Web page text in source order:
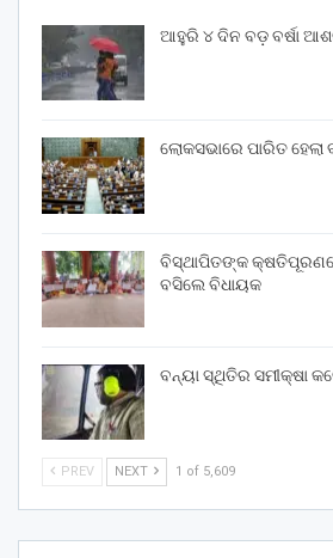
ଆହୁରି ୪ ଦିନ ବଡ଼ ବର୍ଷା
ଲୋକସଭାରେ ପାରିତ
ବିସ୍ଥାପିତଙ୍କ
ବସିଲେ ବିଧାୟକ
ବନ୍ୟା ସ୍ଥିତିର ସମୀକ୍ଷା
PREV NEXT 1 of 5,609